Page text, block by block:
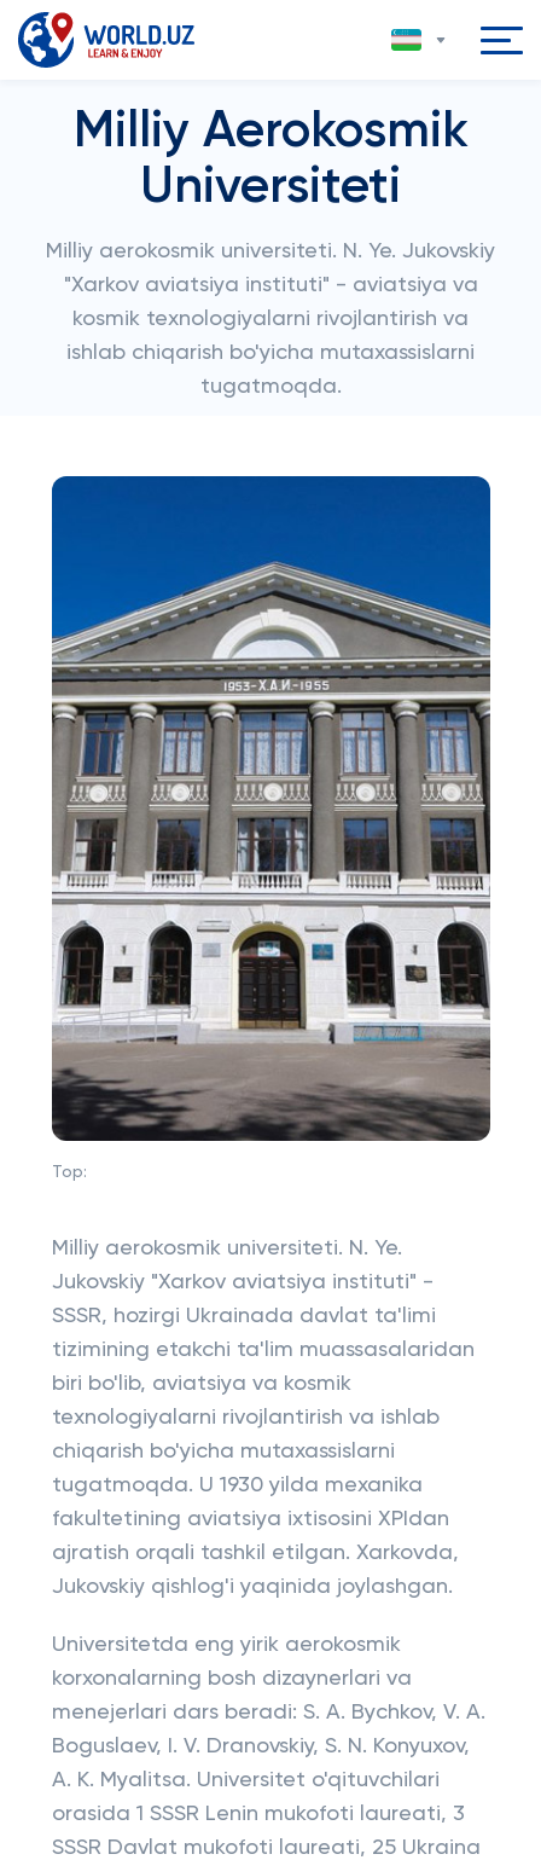
Milliy Aerokosmik
Universiteti
Milliy aerokosmik universiteti. N. Ye. Jukovskiy
"Xarkov aviatsiya instituti" - aviatsiya va
kosmik texnologiyalarni rivojlantirish va
ishlab chiqarish bo'yicha mutaxassislarni
tugatmoqda.
Top:
Milliy aerokosmik universiteti. N. Ye.
Jukovskiy "Xarkov aviatsiya instituti" -
SSSR, hozirgi Ukrainada davlat ta'limi
tizimining etakchi ta'lim muassasalaridan
biri bo'lib, aviatsiya va kosmik
texnologiyalarni rivojlantirish va ishlab
chiqarish bo'yicha mutaxassislarni
tugatmoqda. U 1930 yilda mexanika
fakultetining aviatsiya ixtisosini XPIdan
ajratish orqali tashkil etilgan. Xarkovda,
Jukovskiy qishlog'i yaqinida joylashgan.
Universitetda eng yirik aerokosmik
korxonalarning bosh dizaynerlari va
menejerlari dars beradi: S. A. Bychkov, V. A.
Boguslaev, I. V. Dranovskiy, S. N. Konyuxov,
A. K. Myalitsa. Universitet o'qituvchilari
orasida 1 SSSR Lenin mukofoti laureati, 3
SSSR Davlat mukofoti laureati, 25 Ukraina